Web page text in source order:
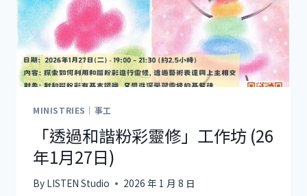
MINISTRIES｜事工
「透過和諧粉彩靈修」工作坊 (26
年1月27日)
By LISTEN Studio 2026 年 1 月 8 日